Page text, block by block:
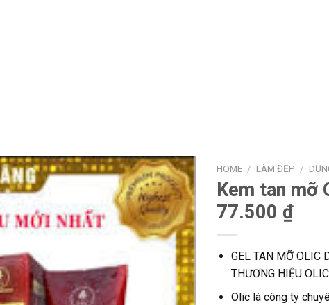
HOME / LÀM ĐẸP /
Kem tan mỡ
77.500 ₫
GEL TAN MỠ OLIC
THƯƠNG HIỆU OLIC
Olic là công ty